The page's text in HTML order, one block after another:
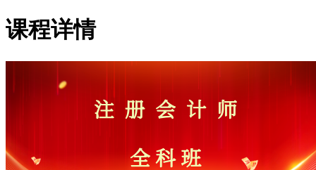
课程详情